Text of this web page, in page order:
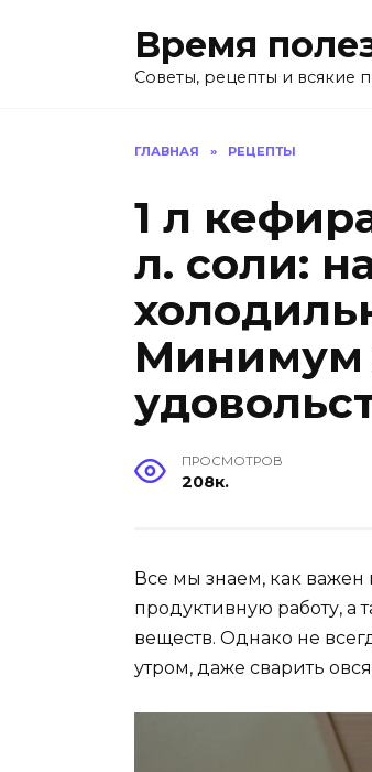
Время
Советы, рецепты и всякие
ГЛАВНАЯ » РЕЦЕПТЫ
1 л
л. соли:
Минимум
ПРОСМОТРОВ
208к.
Все мы знаем, как
продуктивную работу, а
веществ. Однако не
утром, даже сварить